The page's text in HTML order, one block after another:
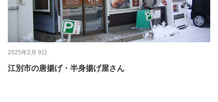
2025年2月 9日
江別市の唐揚げ・半身揚げ屋さん